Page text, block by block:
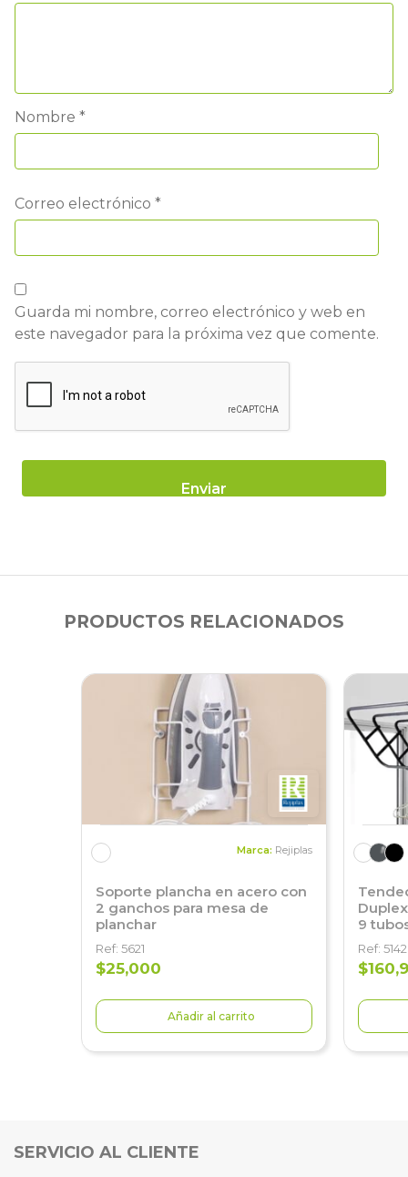
Nombre *
Correo electrónico *
Guarda mi nombre, correo electrónico y web en
este navegador para la próxima vez que comente.
PRODUCTOS RELACIONADOS
Marca: Rejiplas
Soporte plancha en acero con
2 ganchos para mesa de
planchar
Ref: 5621
$25,000
Añadir al carrito
9
Ref: 5142
SERVICIO AL CLIENTE